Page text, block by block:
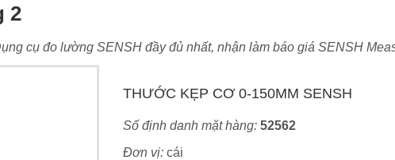
2
cụ đo lường SENSH đầy đủ nhất, nhận làm báo giá SENSH
THƯỚC KẸP CƠ 0-150MM SENSH
Số định danh mặt hàng: 52562
Đơn vị:cái